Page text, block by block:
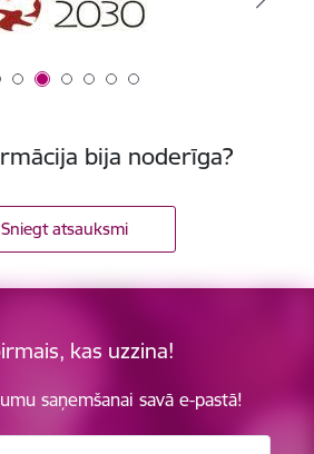
bija noderīga?
Sniegt atsauksmi
kas uzzina!
saņemšanai savā e-pastā!